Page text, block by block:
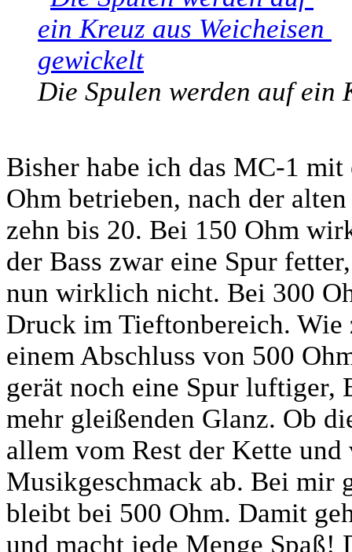
Die Spulen werden auf ein
Bisher habe ich das MC-1
Ohm betrieben, nach der
zehn bis 20. Bei 150 Ohm
der Bass zwar eine Spur
nun wirklich nicht. Bei 300
Druck im Tieftonbereich.
einem Abschluss von 500
gerät noch eine Spur luftiger,
mehr gleißenden Glanz. Ob
allem vom Rest der Kette
Musikgeschmack ab. Bei mir
bleibt bei 500 Ohm. Damit
und macht jede Menge Spaß!